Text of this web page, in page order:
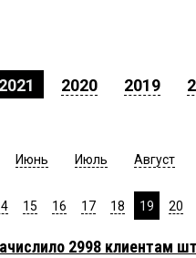
2021 2020 2019
Июнь Июль Август
15 16 17 18 19 20
2998 клиентам